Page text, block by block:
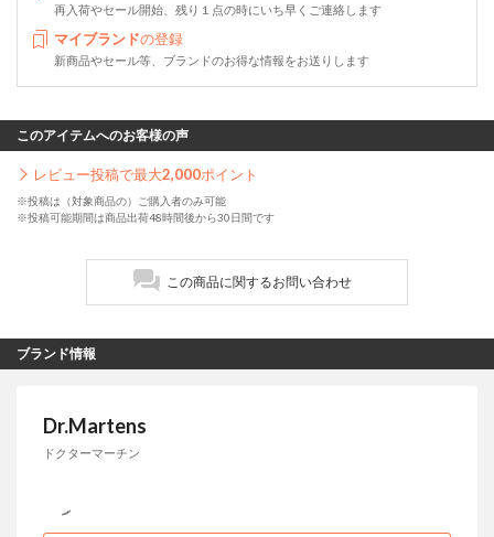
再入荷やセール開始、残り１点の時にいち早くご連絡します
マイブランドの登録
新商品やセール等、ブランドのお得な情報をお送りします
このアイテムへのお客様の声
レビュー投稿で最大2,000ポイント
※投稿は（対象商品の）ご購入者のみ可能
※投稿可能期間は商品出荷48時間後から30日間です
この商品に関するお問い合わせ
ブランド情報
Dr.Martens
ドクターマーチン